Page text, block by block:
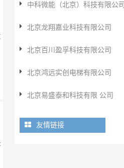
中科微能（北京）科技有限公司
北京龙翔嘉业科技有限公司
北京百川盈孚科技有限公司
北京鸿远实创电梯有限公司
北京易盛泰和科技有限 公司
友情链接